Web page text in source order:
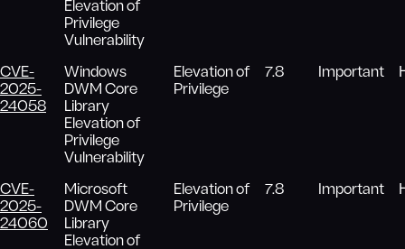
Elevation of
Privilege
Vulnerability
CVE-
2025-
24058
Windows
DWM Core
Library
Elevation of
Privilege
Vulnerability
Elevation of
Privilege
7.8 Important
CVE-
2025-
24060
Microsoft
DWM Core
Library
Elevation of
Elevation of
Privilege
7.8 Important